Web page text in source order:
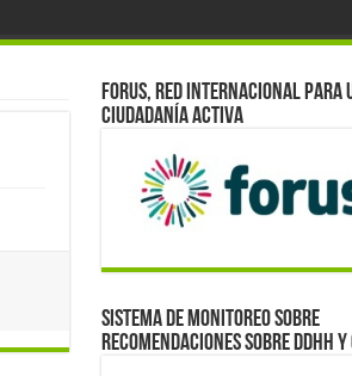
Forus, red internacional para
ciudadanía activa
Sistema de monitoreo sobre
recomendaciones sobre DDHH y